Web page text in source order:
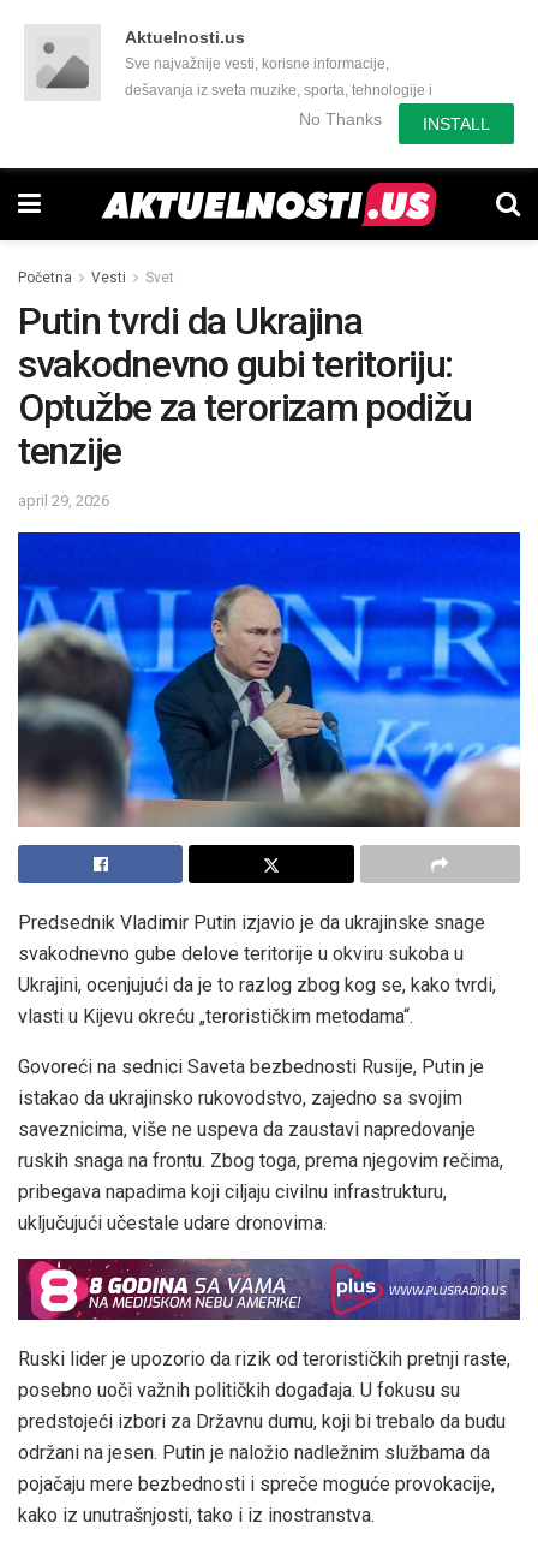
Aktuelnosti.us
Sve najvažnije vesti, korisne informacije,
dešavanja iz sveta muzike, sporta, tehnologije i
još mnogo toga zanimljivog.No Thanks INSTALL
Početna Vesti Svet
Putin tvrdi da Ukrajina
svakodnevno gubi teritoriju:
Optužbe za terorizam podižu
tenzije
april 29, 2026
Predsednik Vladimir Putin izjavio je da ukrajinske snage
svakodnevno gube delove teritorije u okviru sukoba u
Ukrajini, ocenjujući da je to razlog zbog kog se, kako tvrdi,
vlasti u Kijevu okreću „terorističkim metodama“.
Govoreći na sednici Saveta bezbednosti Rusije, Putin je
istakao da ukrajinsko rukovodstvo, zajedno sa svojim
saveznicima, više ne uspeva da zaustavi napredovanje
ruskih snaga na frontu. Zbog toga, prema njegovim rečima,
pribegava napadima koji ciljaju civilnu infrastrukturu,
uključujući učestale udare dronovima.
Ruski lider je upozorio da rizik od terorističkih pretnji raste,
posebno uoči važnih političkih događaja. U fokusu su
predstojeći izbori za Državnu dumu, koji bi trebalo da budu
održani na jesen. Putin je naložio nadležnim službama da
pojačaju mere bezbednosti i spreče moguće provokacije,
kako iz unutrašnjosti, tako i iz inostranstva.